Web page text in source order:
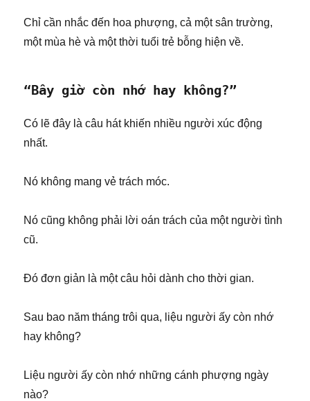
Chỉ cần nhắc đến hoa phượng, cả một sân trường,
một mùa hè và một thời tuổi trẻ bỗng hiện về.
“Bây giờ còn nhớ hay không?”
Có lẽ đây là câu hát khiến nhiều người xúc động
nhất.
Nó không mang vẻ trách móc.
Nó cũng không phải lời oán trách của một người tình
cũ.
Đó đơn giản là một câu hỏi dành cho thời gian.
Sau bao năm tháng trôi qua, liệu người ấy còn nhớ
hay không?
Liệu người ấy còn nhớ những cánh phượng ngày
nào?